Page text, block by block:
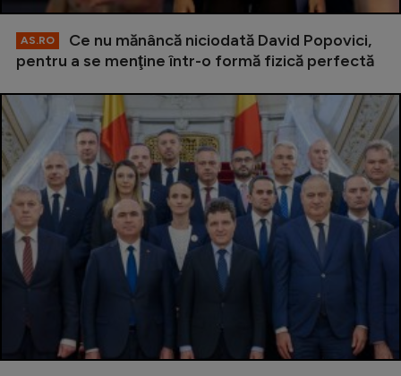
AS.RO
Ce nu mănâncă niciodată David Popovici,
pentru a se menţine într-o formă fizică perfectă